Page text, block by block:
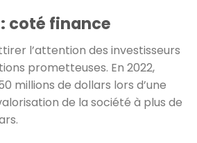
coté finance
l’attention des investisseurs
prometteuses. En 2022,
millions de dollars lors d’une
de la société à plus de